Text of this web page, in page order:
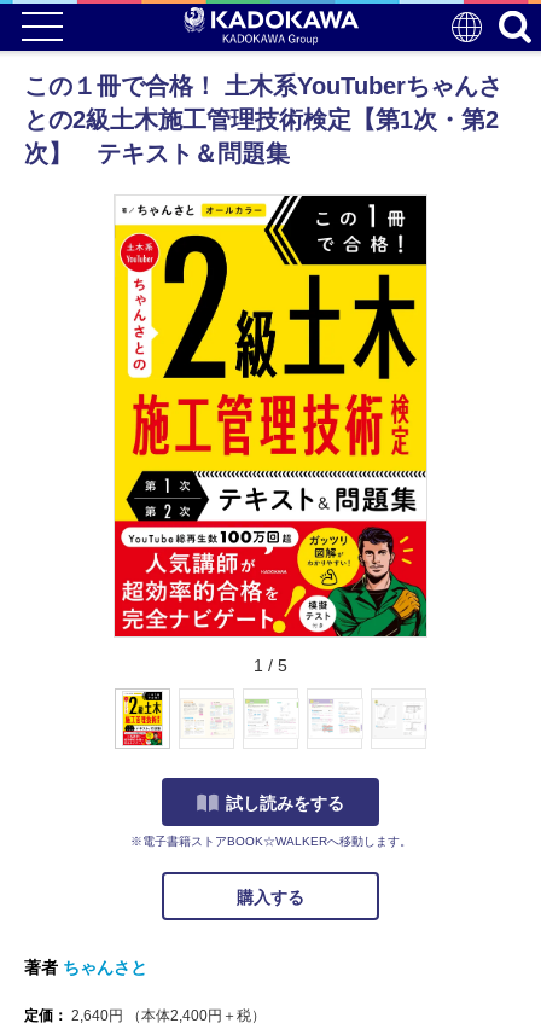
この１冊で合格！ 土木系YouTuberちゃんさ
との2級土木施工管理技術検定【第1次・第2
次】 テキスト＆問題集
1 / 5
試し読みをする
※電子書籍ストアBOOK☆WALKERへ移動します。
購入する
著者 ちゃんさと
定価： 2,640円 （本体2,400円＋税）